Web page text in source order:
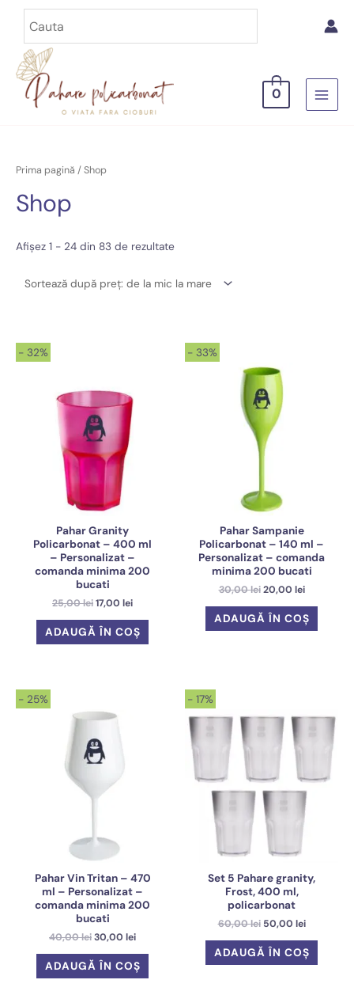
content
0
MAIN
Prima pagină / Shop
Shop
Afișez 1 - 24 din 83 de rezultateSortat
de
la
- 32%
Pahar Granity
Policarbonat – 400 ml
– Personalizat –
comanda minima 200
bucati
25,00leiPrețul
a
17,00 leiPrețul
este:
17,00 lei.
ADAUGĂ ÎN COȘ
- 33%
Pahar Sampanie
Policarbonat – 140 ml –
Personalizat – comanda
minima 200 bucati
30,00lei Prețul
a
20,00 leiPrețul
este:
20,00 lei.
ADAUGĂ ÎN COȘ
- 25%
Pahar Vin Tritan – 470
ml – Personalizat –
comanda minima 200
bucati
40,00leiPrețul
30,00 leiPrețul
este:
30,00 lei.
ADAUGĂ ÎN COȘ
- 17%
Set 5 Pahare granity,
Frost, 400 ml,
policarbonat
60,00lei Prețul
a
50,00 leiPrețul
este:
50,00 lei.
ADAUGĂ ÎN COȘ